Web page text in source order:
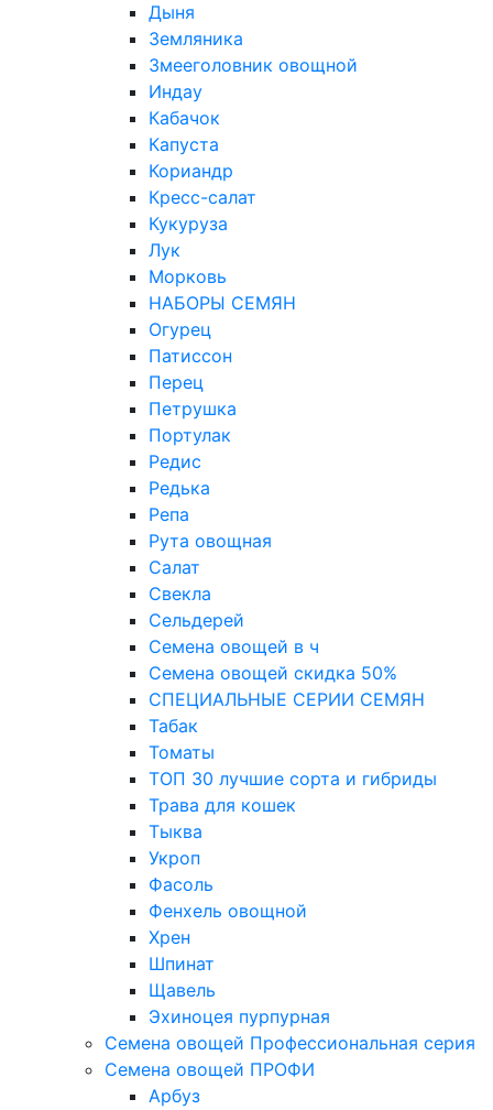
Дыня
Земляника
Змееголовник овощной
Индау
Кабачок
Капуста
Кориандр
Кресс-салат
Кукуруза
Лук
Морковь
НАБОРЫ СЕМЯН
Огурец
Патиссон
Перец
Петрушка
Портулак
Редис
Редька
Репа
Рута овощная
Салат
Свекла
Сельдерей
Семена овощей в ч
Семена овощей скидка 50%
СПЕЦИАЛЬНЫЕ СЕРИИ СЕМЯН
Табак
Томаты
ТОП 30 лучшие сорта и гибриды
Трава для кошек
Тыква
Укроп
Фасоль
Фенхель овощной
Хрен
Шпинат
Щавель
Эхиноцея пурпурная
Семена овощей Профессиональная серия
Семена овощей ПРОФИ
Арбуз